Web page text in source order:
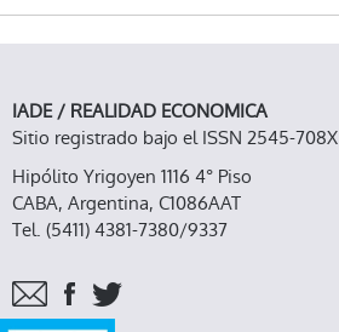
IADE / REALIDAD ECONOMICA
Sitio registrado bajo el ISSN 2545-708X
Hipólito Yrigoyen 1116 4° Piso
CABA, Argentina, C1086AAT
Tel. (5411) 4381-7380/9337